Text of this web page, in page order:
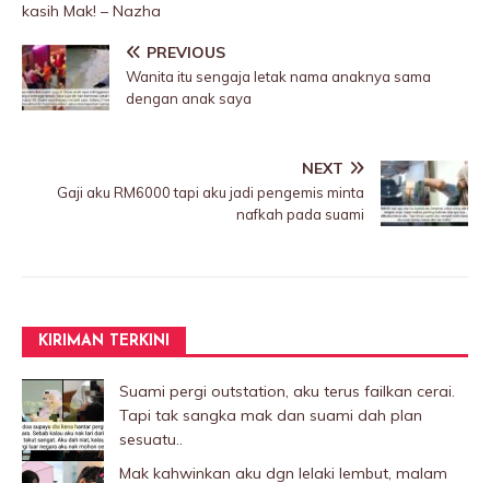
kasih Mak! – Nazha
PREVIOUS
Wanita itu sengaja letak nama anaknya sama
dengan anak saya
NEXT
Gaji aku RM6000 tapi aku jadi pengemis minta
nafkah pada suami
KIRIMAN TERKINI
Suami pergi outstation, aku terus failkan cerai.
Tapi tak sangka mak dan suami dah plan
sesuatu..
Mak kahwinkan aku dgn lelaki Iembut, malam